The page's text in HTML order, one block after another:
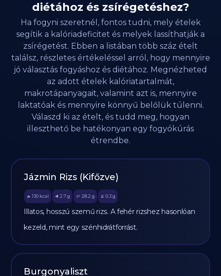
diétához és zsírégetéshez?
Ha fogyni szeretnél, fontos tudni, mely ételek
segítik a kalóriadeficitet és melyek lassíthatják a
zsírégetést. Ebben a listában több száz ételt
találsz, részletes értékeléssel arról, hogy mennyire
jó választás fogyáshoz és diétához. Megnézheted
az adott ételek kalóriatartalmát,
makrotápanyagait, valamint azt is, mennyire
laktatóak és mennyire könnyű belőlük túlenni.
Válaszd ki az ételt, és tudd meg, hogyan
illeszthető be hatékonyan egy fogyókúrás
étrendbe.
Jázmin Rizs (Kifőzve)
🔥 130 kcal 🥩 2.7 g 🥔 28.2 g 🫒 0.3 g
Illatos, hosszú szemű rizs. A fehér rizshez hasonlóan
kezeld, mint egy szénhidrátforrást.
Burgonyaliszt